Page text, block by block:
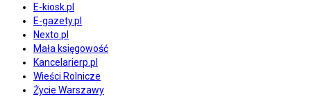
E-kiosk.pl
E-gazety.pl
Nexto.pl
Mała księgowość
Kancelarierp.pl
Wieści Rolnicze
Życie Warszawy